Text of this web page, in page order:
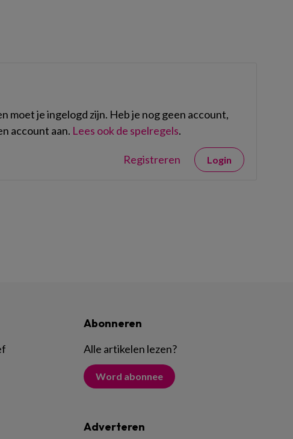
moet je ingelogd zijn. Heb je nog geen account,
account aan. Lees ook de spelregels.
Registreren Login
Abonneren
Alle artikelen lezen?
Word abonnee
Adverteren